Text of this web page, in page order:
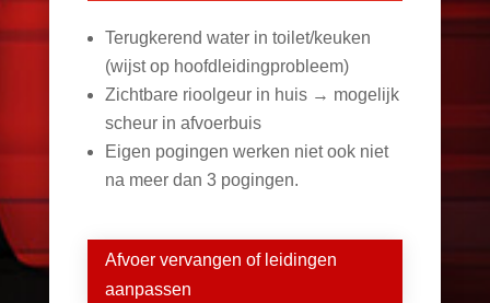
Terugkerend water in toilet/keuken
(wijst op hoofdleidingprobleem)
Zichtbare rioolgeur in huis → mogelijk
scheur in afvoerbuis
Eigen pogingen werken niet ook niet
na meer dan 3 pogingen.
Afvoer vervangen of leidingen
aanpassen